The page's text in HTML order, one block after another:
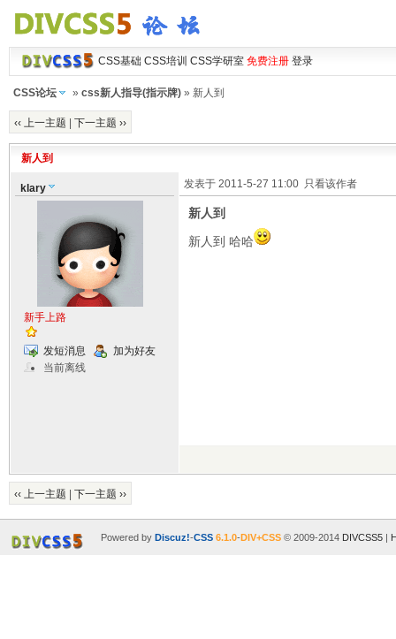
CSS基础 CSS培训 CSS学研室 免费注册 登录
CSS论坛 » css新人指导(指示牌)» 新人到
‹‹ 上一主题 下一主题 ››
新人到
klary
新手上路
发短消息
加为好友
当前离线
发表于 2011-5-27 11:00 只看该作者
新人到
新人到 哈哈
‹‹ 上一主题 下一主题 ››
Powered by Discuz!-CSS 6.1.0-DIV+CSS© 2009-2014 DIVCSS5|